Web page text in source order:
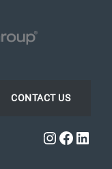
CONTACT US